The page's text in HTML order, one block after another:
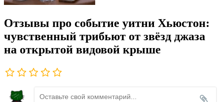
Отзывы про событие уитни Хьюстон:
чувственный трибьют от звёзд джаза
на открытой видовой крыше